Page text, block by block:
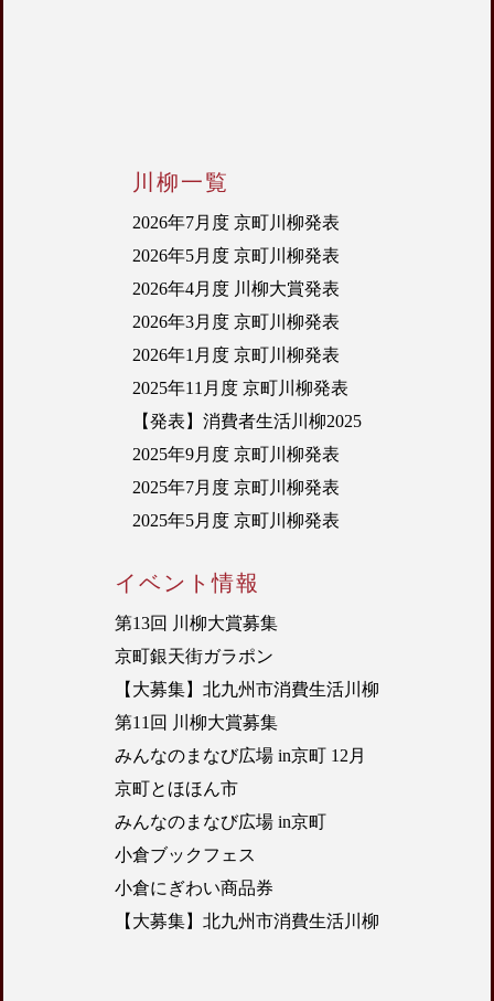
イベント情報
第13回 川柳大賞募集
京町銀天街ガラポン
【大募集】北九州市消費生活川柳
第11回 川柳大賞募集
みんなのまなび広場 in京町 12月
京町とほほん市
みんなのまなび広場 in京町
小倉ブックフェス
小倉にぎわい商品券
【大募集】北九州市消費生活川柳
川柳一覧
2026年7月度 京町川柳発表
2026年5月度 京町川柳発表
2026年4月度 川柳大賞発表
2026年3月度 京町川柳発表
2026年1月度 京町川柳発表
2025年11月度 京町川柳発表
【発表】消費者生活川柳2025
2025年9月度 京町川柳発表
2025年7月度 京町川柳発表
2025年5月度 京町川柳発表